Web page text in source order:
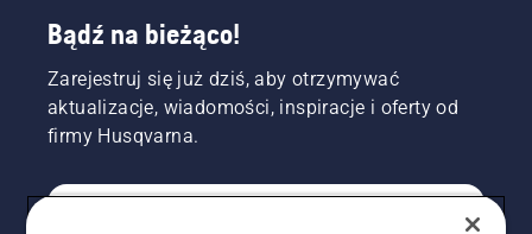
Bądź na bieżąco!
Zarejestruj się już dziś, aby otrzymywać
aktualizacje, wiadomości, inspiracje i oferty od
firmy Husqvarna.